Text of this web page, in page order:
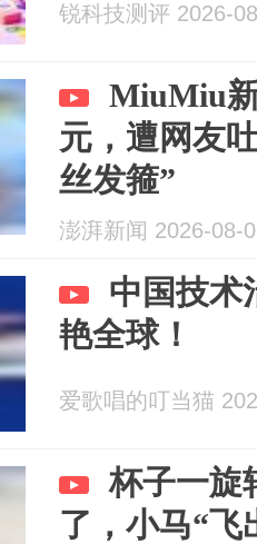
锐科技测评 2026-
MiuMiu
元，遭网友
丝发箍”
澎湃新闻 2026-08-
中国技术
艳全球！
爱歌唱的叮当猫
杯子一旋
了，小马“飞